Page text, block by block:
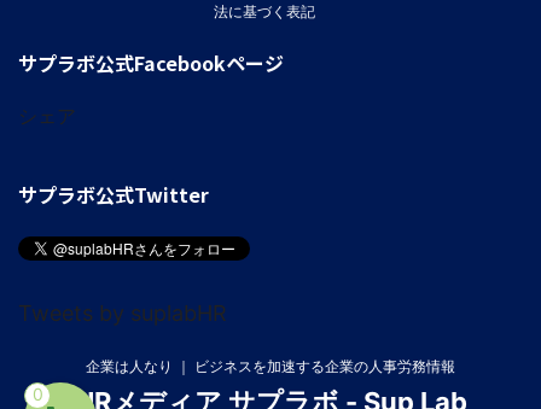
法に基づく表記
サプラボ公式Facebookページ
シェア
サプラボ公式Twitter
Tweets by suplabHR
企業は人なり ｜ ビジネスを加速する企業の人事労務情報
HRメディア サプラボ - Sup Lab
0